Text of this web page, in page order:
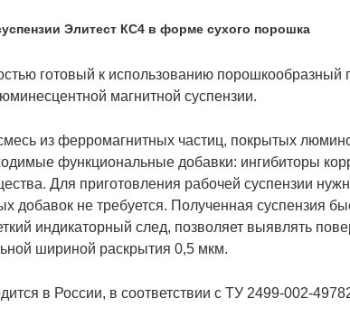
Элитест КС4 в форме сухого порошка
готовый к использованию порошкообразный
магнитной суспензии.
из ферромагнитных частиц, покрытых
функциональные добавки: ингибиторы
Для приготовления рабочей суспензии
добавок не требуется. Полученная суспензия
индикаторный след, позволяет выявлять
шириной раскрытия 0,5 мкм.
в России, в соответствии с ТУ 2499-002-